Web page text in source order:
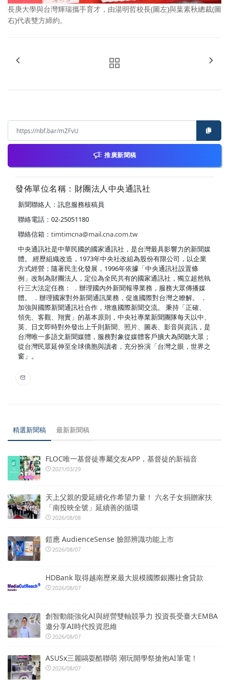
長庚大學與台灣輝瑞攜手育才，由湯明哲校長(圖左)與葉素秋總裁(圖
右)代表雙方締約。
推廣新聞稿
發佈單位名稱：財團法人中央通訊社
新聞聯絡人：訊息服務核稿員
聯絡電話：02-25051180
聯絡信箱： timtimcna@mail.cna.com.tw
中央通訊社是中華民國的國家通訊社，是台灣最具影響力的新聞媒
體。 經歷組織改造，1973年中央社改組為股份有限公司，以企業
方式經營；隨著民主化發展，1996年依據「中央通訊社設置條
例」改制為財團法人，定位為全民共有的國家通訊社，獨立超然執
行三大法定任務： ．辦理國內外新聞報導業務，服務大眾傳播媒
體。 ．辦理國家對外新聞通訊業務，促進國際對台灣之瞭解。 ．
加強與國際新聞通訊社合作，增進國際新聞交流。 秉持「正確、
領先、客觀、翔實」的基本原則，中央社專業新聞團隊每天以中、
英、日文即時對外發出上千則新聞、照片、圖表、影音與資訊，是
台灣唯一多語文新聞媒體，服務對象從媒體客戶擴大為閱聽大眾；
從台灣民眾延伸至全球僑胞與讀者，充分扮演「台灣之眼，世界之
窗」。
精選新聞稿 最新新聞稿
FLOC唯一基督徒專屬交友APP，基督徒的新福音
2021/03/29
天上父親的愛延續化作希望力量！ 六名子女捐贈家扶
「南投映全號」延續善的循環
2026/08/08
鎧應 AudienceSense 臉部辨識功能上市
2026/08/07
HDBank 取得越南歷來最大規模國際銀團社會貸款
2026/08/07
創智動能強化AI與經營雙軸競爭力 投資長受臺大EMBA
邀分享AI時代投資思維
2026/08/07
ASUSx三麗鷗耍酷聯萌 潮玩開學祭搶抱AI筆電！
2026/08/07